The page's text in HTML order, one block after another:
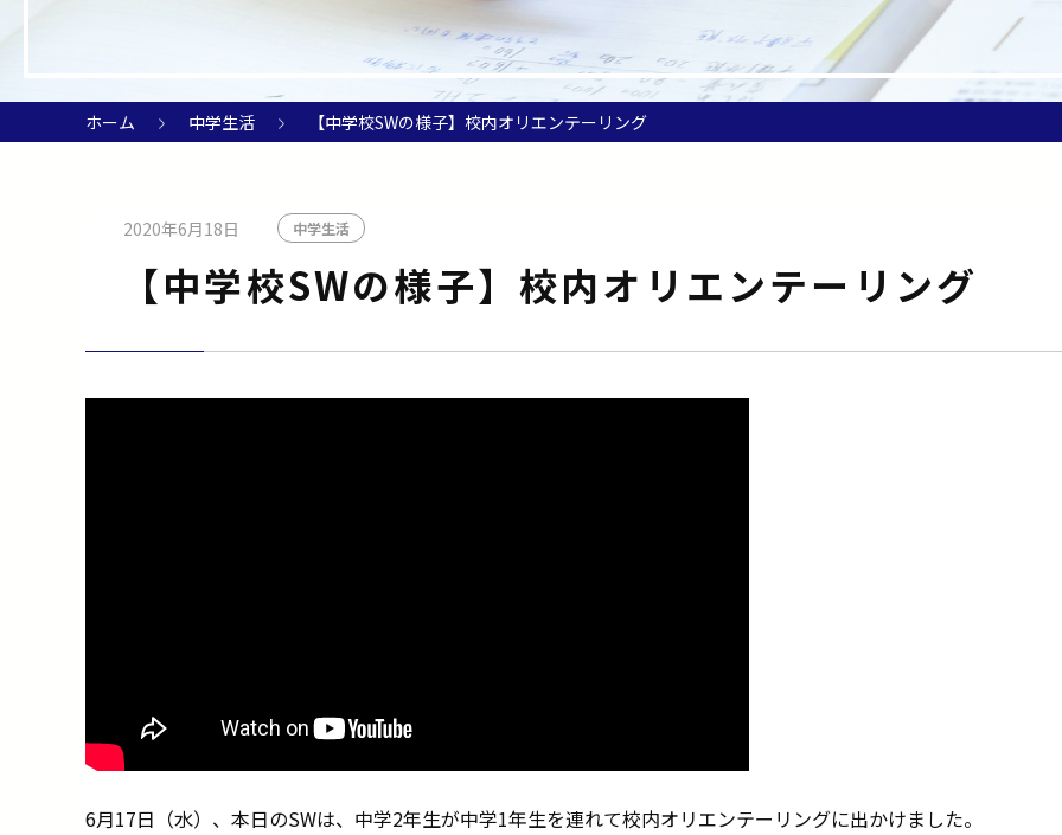
ホーム 中学生活 【中学校SWの様子】校内オリエンテーリング
2020年6月18日 中学生活
【中学校SWの様子】校内オリエンテーリング
6月17日（水）、本日のSWは、中学2年生が中学1年生を連れて校内オリエンテーリングに出かけました。